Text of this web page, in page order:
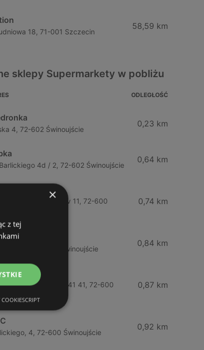
18, 71-001 Szczecin
58,59 km
sklepy Supermarkety w pobliżu
ODLEGŁOŚĆ
4, 72-602 Świnoujście
0,23 km
4d / 2, 72-602 Świnoujście
0,64 km
Władysława Iv 11, 72-600
0,74 km
9, 72-600 Świnoujście
0,84 km
Września 41 41, 72-600
0,87 km
4, 72-600 Świnoujście
0,92 km
×
z tej